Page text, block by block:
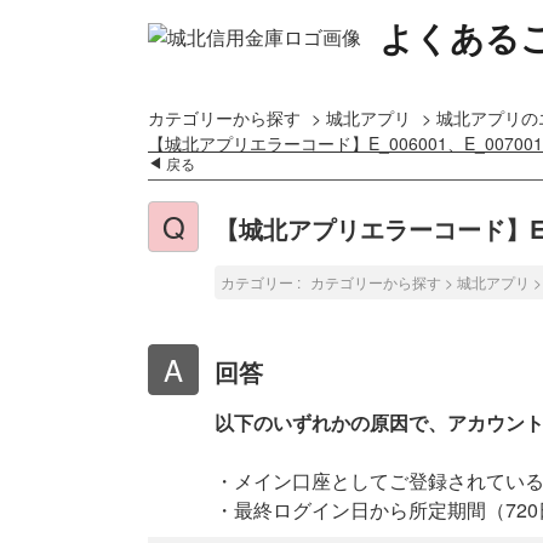
よくある
カテゴリーから探す > 城北アプリ > 城北アプリ
【城北アプリエラーコード】E_006001、
戻る
【城北アプリエラーコード
カテゴリー : カテゴリーから探す > 城北アプリ
回答
以下のいずれかの原因で、アカウン
・メイン口座としてご登録されてい
・最終ログイン日から所定期間（